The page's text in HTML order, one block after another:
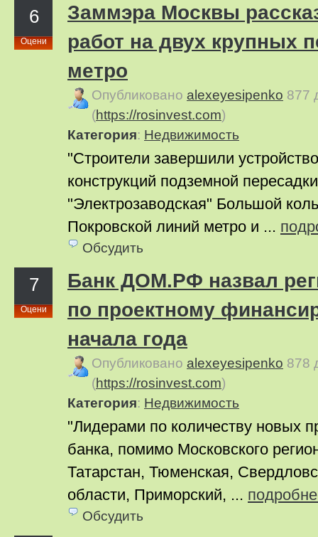
6
Оцени
Заммэра Москвы
работ на двух крупных
метро
Опубликовано alexeyesipenko 877
(https://rosinvest.com)
Категория: Недвижимость
"Строители завершили
конструкций подземной
"Электрозаводская" Большой
Покровской линий метро и ...
Обсудить
7
Оцени
Банк ДОМ.РФ назвал
по проектному
начала года
Опубликовано alexeyesipenko 878
(https://rosinvest.com)
Категория: Недвижимость
"Лидерами по количеству новых
банка, помимо Московского
Татарстан, Тюменская,
области, Приморский, ...
Обсудить